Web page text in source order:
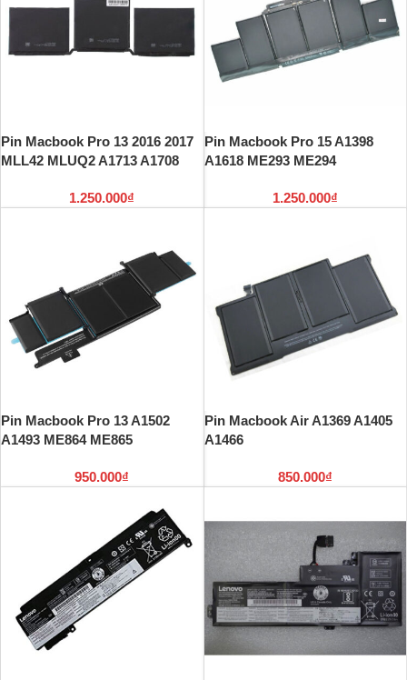
Pin Macbook Pro 13 2016 2017
MLL42 MLUQ2 A1713 A1708
1.250.000₫
Pin Macbook Pro 15 A1398
A1618 ME293 ME294
1.250.000₫
Pin Macbook Pro 13 A1502
A1493 ME864 ME865
950.000₫
Pin Macbook Air A1369 A1405
A1466
850.000₫